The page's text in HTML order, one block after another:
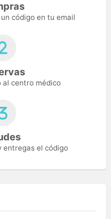
código en tu email
centro médico
entregas el código